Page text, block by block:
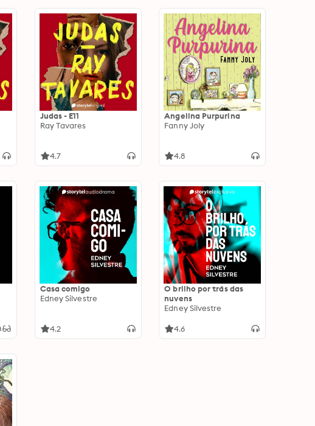
Judas - E11
Ray Tavares
4.7
Angelina Purpurina
Fanny Joly
4.8
Casa comigo
Edney Silvestre
4.2
O brilho por trás das
nuvens
Edney Silvestre
4.6